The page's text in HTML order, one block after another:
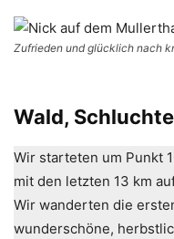
Zufrieden und glücklich nach
Wald,
Wir starteten um Punkt
mit den letzten 13 km
Wir wanderten die
wunderschöne,